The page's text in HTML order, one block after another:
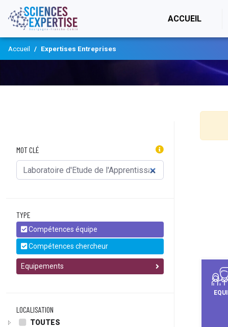
ACCUEIL
Accueil Expertises Entreprises
MOT CLÉ
TYPE
Compétences équipe
Compétences chercheur
Equipements
LOCALISATION
TOUTES